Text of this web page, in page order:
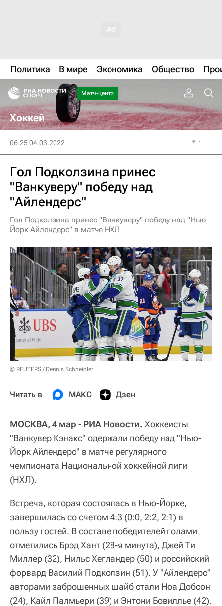
Политика В мире Экономика Общество
Матч-центр
Хоккей
06:25 04.03.2022
Гол Подколзина принес
"Ванкуверу" победу над
"Айлендерс"
Гол Подколзина принес "Ванкуверу" победу над "Нью-
Йорк Айлендерс" в матче НХЛ
© REUTERS / Dennis Schneidler
Читать в МАКС Дзен
МОСКВА, 4 мар - РИА Новости. Хоккеисты
"Ванкувер Кэнакс" одержали победу над "Нью-
Йорк Айлендерс" в матче регулярного
чемпионата Национальной хоккейной лиги
(НХЛ).
Встреча, которая состоялась в Нью-Йорке,
завершилась со счетом 4:3 (0:0, 2:2, 2:1) в
пользу гостей. В составе победителей голами
отметились Брэд Хант (28-я минута), Джей Ти
Миллер (32), Нильс Хегландер (50) и российский
форвард Василий Подколзин (51). У "Айлендерс"
авторами заброшенных шайб стали Ноа Добсон
(24), Кайл Палмьери (39) и Энтони Бовиллье (42).